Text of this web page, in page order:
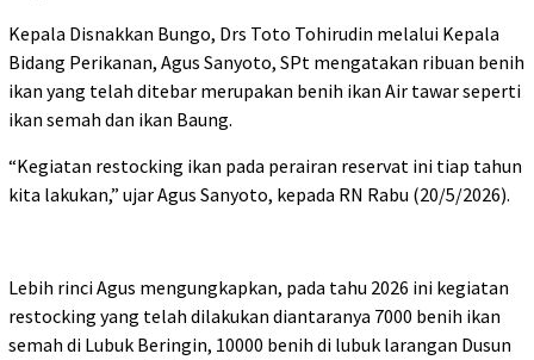
Kepala Disnakkan Bungo, Drs Toto Tohirudin melalui Kepala
Bidang Perikanan, Agus Sanyoto, SPt mengatakan ribuan benih
ikan yang telah ditebar merupakan benih ikan Air tawar seperti
ikan semah dan ikan Baung.
“Kegiatan restocking ikan pada perairan reservat ini tiap tahun
kita lakukan,” ujar Agus Sanyoto, kepada RN Rabu (20/5/2026).
Lebih rinci Agus mengungkapkan, pada tahu 2026 ini kegiatan
restocking yang telah dilakukan diantaranya 7000 benih ikan
semah di Lubuk Beringin, 10000 benih di lubuk larangan Dusun